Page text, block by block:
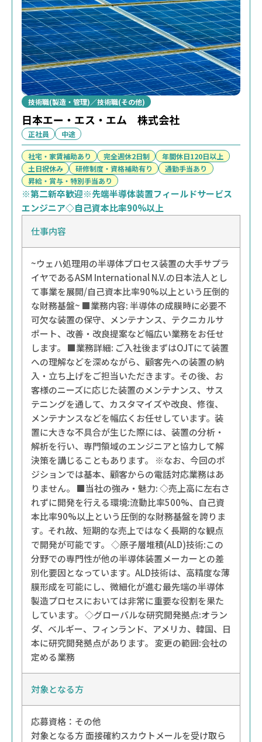
技術職(製造・管理)／技術職(その他)
日本エー・エス・エム 株式会社
正社員 中途
社宅・家賃補助あり 完全週休2日制
年間休日120日以上
土日祝休み
研修制度・資格補助有り
通勤手当あり
昇給・賞与・特別手当あり
※第二新卒歓迎※先端半導体装置フィールドサービス
エンジニア◇自己資本比率90%以上
仕事内容
~ウェハ処理用の半導体プロセス装置の大手サプラ
イヤであるASM International N.V.の日本法人とし
て事業を展開/自己資本比率90%以上という圧倒的
な財務基盤~ ■業務内容: 半導体の成膜時に必要不
可欠な装置の保守、メンテナンス、テクニカルサ
ポート、改善・改良提案など幅広い業務をお任せ
します。 ■業務詳細: ご入社後まずはOJTにて装置
への理解などを深めながら、顧客先への装置の納
入・立ち上げをご担当いただきます。その後、お
客様のニーズに応じた装置のメンテナンス、サス
テニングを通して、カスタマイズや改良、修復、
メンテナンスなどを幅広くお任せしています。装
置に大きな不具合が生じた際には、装置の分析・
解析を行い、専門領域のエンジニアと協力して解
決策を講じることもあります。 ※なお、今回のポ
ジションでは基本、顧客からの電話対応業務はあ
りません。 ■当社の強み・魅力: ◇売上高に左右さ
れずに開発を行える環境:流動比率500%、自己資
本比率90%以上という圧倒的な財務基盤を誇りま
す。それ故、短期的な売上ではなく長期的な観点
で開発が可能です。 ◇原子層堆積(ALD)技術:この
分野での専門性が他の半導体装置メーカーとの差
別化要因となっています。ALD技術は、高精度な薄
膜形成を可能にし、微細化が進む最先端の半導体
製造プロセスにおいては非常に重要な役割を果た
しています。 ◇グローバルな研究開発拠点:オラン
ダ、ベルギー、フィンランド、アメリカ、韓国、日
本に研究開発拠点があります。 変更の範囲:会社の
定める業務
対象となる方
応募資格：その他
対象となる方 面接確約スカウトメールを受け取ら